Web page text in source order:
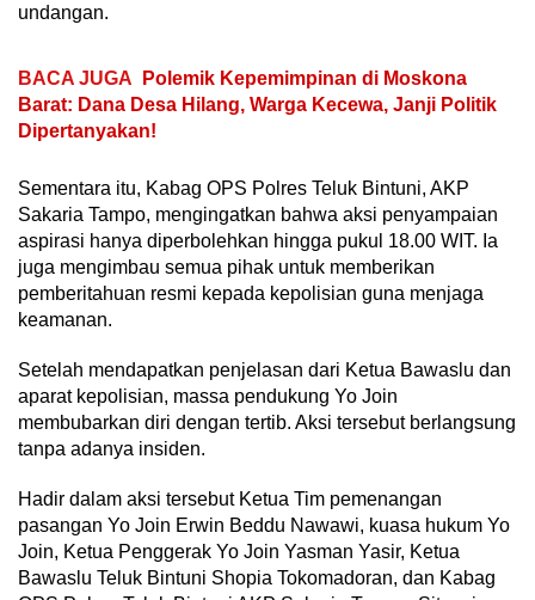
undangan.
BACA JUGA
Polemik Kepemimpinan di Moskona
Barat: Dana Desa Hilang, Warga Kecewa, Janji Politik
Dipertanyakan!
Sementara itu, Kabag OPS Polres Teluk Bintuni, AKP
Sakaria Tampo, mengingatkan bahwa aksi penyampaian
aspirasi hanya diperbolehkan hingga pukul 18.00 WIT. Ia
juga mengimbau semua pihak untuk memberikan
pemberitahuan resmi kepada kepolisian guna menjaga
keamanan.
Setelah mendapatkan penjelasan dari Ketua Bawaslu dan
aparat kepolisian, massa pendukung Yo Join
membubarkan diri dengan tertib. Aksi tersebut berlangsung
tanpa adanya insiden.
Hadir dalam aksi tersebut Ketua Tim pemenangan
pasangan Yo Join Erwin Beddu Nawawi, kuasa hukum Yo
Join, Ketua Penggerak Yo Join Yasman Yasir, Ketua
Bawaslu Teluk Bintuni Shopia Tokomadoran, dan Kabag